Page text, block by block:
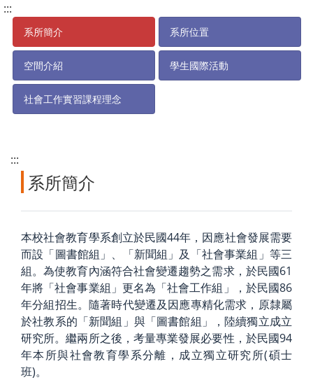
:::
系所簡介 系所位置
空間介紹 學生國際活動
社會工作實習課程理念
:::
系所簡介
本校社會教育學系創立於民國44年，因應社會發展需要
而設「圖書館組」、「新聞組」及「社會事業組」等三
組。為使教育內涵符合社會變遷趨勢之需求，於民國61
年將「社會事業組」更名為「社會工作組」，於民國86
年分組招生。隨著時代變遷及因應專精化需求，原隸屬
於社教系的「新聞組」與「圖書館組」，陸續獨立成立
研究所。繼兩所之後，考量專業發展必要性，於民國94
年本所與社會教育學系分離，成立獨立研究所(碩士
班)。